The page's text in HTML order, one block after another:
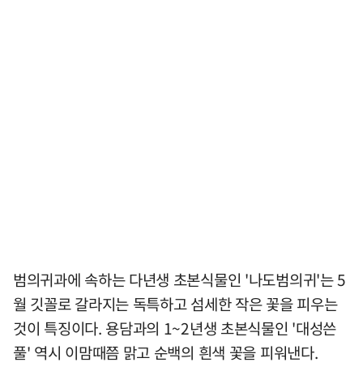
범의귀과에 속하는 다년생 초본식물인 '나도범의귀'는 5
월 깃꼴로 갈라지는 독특하고 섬세한 작은 꽃을 피우는
것이 특징이다. 용담과의 1~2년생 초본식물인 '대성쓴
풀' 역시 이맘때쯤 맑고 순백의 흰색 꽃을 피워낸다.